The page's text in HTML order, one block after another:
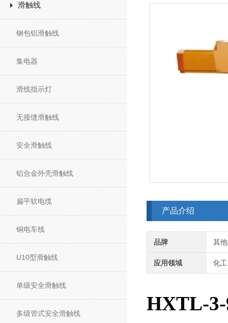
滑触线
钢包铝滑触线
集电器
滑线指示灯
无接缝滑触线
安全滑触线
铝合金外壳滑触线
扁平软电缆
铜电车线
U10型滑触线
单级安全滑触线
多级管式安全滑触线
产品介绍
品牌 其
应用领域 化
HXTL-3-